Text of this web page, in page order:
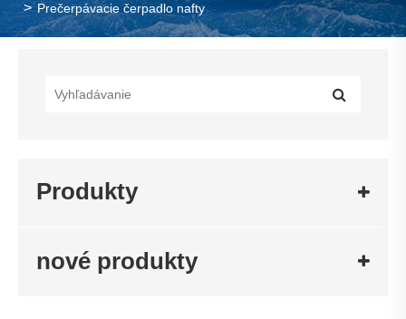
Prečerpávacie čerpadlo nafty
Produkty
nové produkty